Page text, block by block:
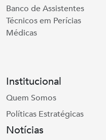
Banco de Assistentes
Técnicos em Perícias
Médicas
Institucional
Quem Somos
Políticas Estratégicas
Notícias